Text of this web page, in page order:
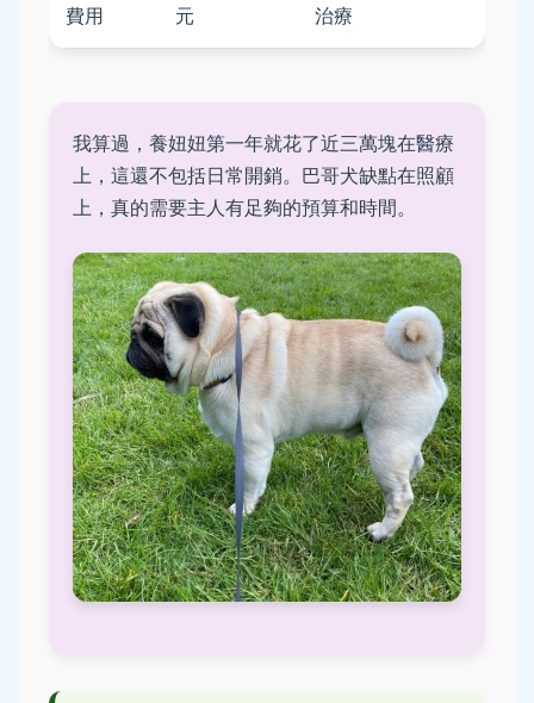
費用
元
治療
我算過，養妞妞第一年就花了近三萬塊在醫療
上，這還不包括日常開銷。巴哥犬缺點在照顧
上，真的需要主人有足夠的預算和時間。